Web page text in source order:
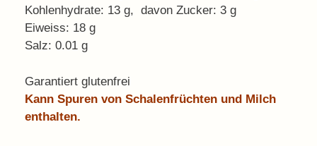
Kohlenhydrate: 13 g, davon Zucker: 3 g
Eiweiss: 18 g
Salz: 0.01 g
Garantiert glutenfrei
Kann Spuren von Schalenfrüchten und Milch
enthalten.